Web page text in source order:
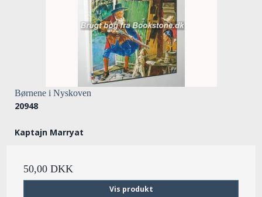
Børnene i Nyskoven
20948
Kaptajn Marryat
50,00 DKK
Vis produkt